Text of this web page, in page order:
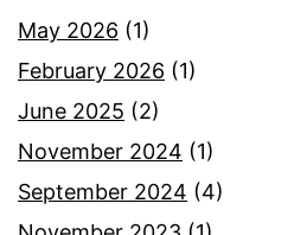
May 2026 (1)
February 2026 (1)
June 2025 (2)
November 2024 (1)
September 2024 (4)